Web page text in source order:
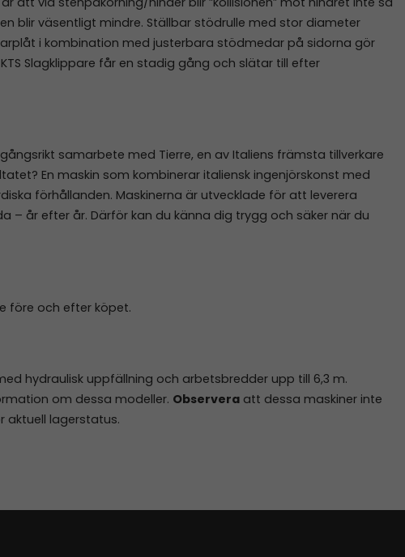
blir väsentligt mindre. Ställbar stödrulle med stor diameter
i kombination med justerbara stödmedar på sidorna gör
Slagklippare får en stadig gång och slätar till efter
samarbete med Tierre, en av Italiens främsta tillverkare
En maskin som kombinerar italiensk ingenjörskonst med
förhållanden. Maskinerna är utvecklade för att leverera
– år efter år. Därför kan du känna dig trygg och säker när du
före och efter köpet.
hydraulisk uppfällning och arbetsbredder upp till 6,3 m.
om dessa modeller. Observera att dessa maskiner inte
aktuell lagerstatus.